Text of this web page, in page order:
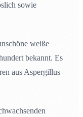
sowie
weiße
bekannt. Es
aus Aspergillus